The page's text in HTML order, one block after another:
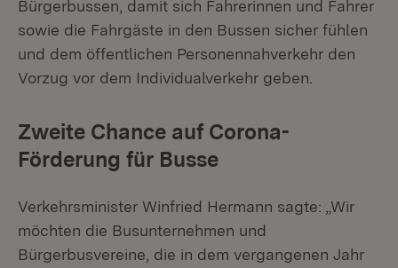
Bürgerbussen, damit sich Fahrerinnen und Fahrer
sowie die Fahrgäste in den Bussen sicher fühlen
und dem öffentlichen Personennahverkehr den
Vorzug vor dem Individualverkehr geben.
Zweite Chance auf Corona-
Förderung für Busse
Verkehrsminister Winfried Hermann sagte: „Wir
möchten die Busunternehmen und
Bürgerbusvereine, die in dem vergangenen Jahr